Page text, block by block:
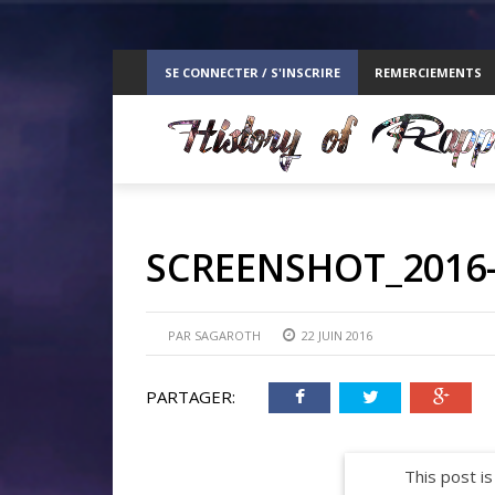
SE CONNECTER / S'INSCRIRE REMERCIEMENTS
PAR SAGAROTH 22 JUIN 2016
PARTAGER:
This post